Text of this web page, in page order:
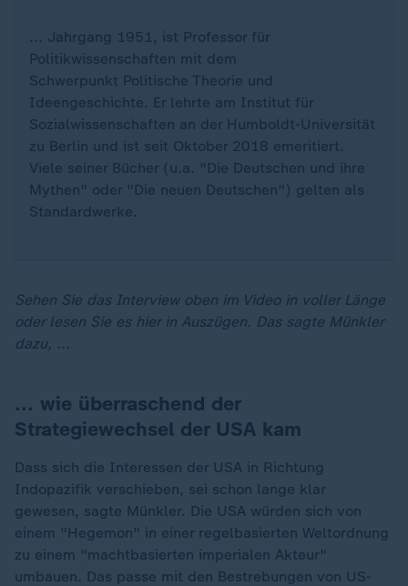
... Jahrgang 1951, ist Professor für
Politikwissenschaften mit dem
Schwerpunkt Politische Theorie und
Ideengeschichte. Er lehrte am Institut für
Sozialwissenschaften an der Humboldt-Universität
zu Berlin und ist seit Oktober 2018 emeritiert.
Viele seiner Bücher (u.a. "Die Deutschen und ihre
Mythen" oder "Die neuen Deutschen") gelten als
Standardwerke.
Sehen Sie das Interview oben im Video in voller Länge
oder lesen Sie es hier in Auszügen. Das sagte Münkler
dazu, ...
... wie überraschend der
Strategiewechsel der USA kam
Dass sich die Interessen der USA in Richtung
Indopazifik verschieben, sei schon lange klar
gewesen, sagte Münkler. Die USA würden sich von
einem "Hegemon" in einer regelbasierten Weltordnung
zu einem "machtbasierten imperialen Akteur"
umbauen. Das passe mit den Bestrebungen von US-